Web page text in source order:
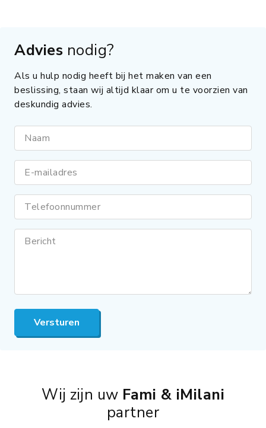
Advies nodig?
Als u hulp nodig heeft bij het maken van een
beslissing, staan wij altijd klaar om u te voorzien van
deskundig advies.
Naam
E-mailadres
Telefoonnummer
Bericht
Versturen
Wij zijn uw Fami & iMilani
partner